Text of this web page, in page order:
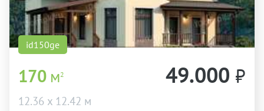
id150ge
170 м2
12.36 х 12.42 м
49.000 ₽